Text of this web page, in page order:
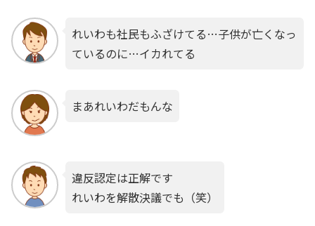
れいわも社民もふざけてる…子供が亡くなっ
ているのに…イカれてる
まあれいわだもんな
違反認定は正解です
れいわを解散決議でも（笑）